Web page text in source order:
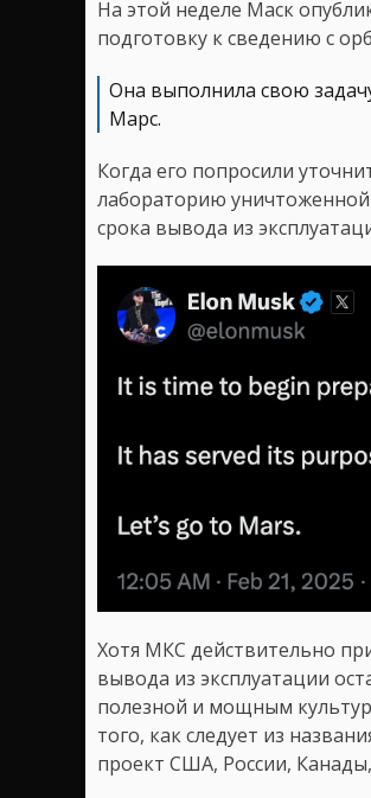
На этой неделе Маск
подготовку к сведению с
Она выполнила свою
Марс.
Когда его попросили
лабораторию
срока вывода из
Хотя МКС действительно
вывода из эксплуатации
полезной и мощным
того, как следует из
проект США, России,